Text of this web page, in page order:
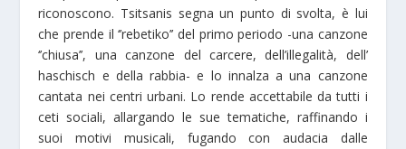
riconoscono. Tsitsanis segna un punto di svolta, è lui
che prende il ‘’rebetiko’’ del primo periodo -una canzone
‘’chiusa’’, una canzone del carcere, dell’illegalità, dell’
haschisch e della rabbia- e lo innalza a una canzone
cantata nei centri urbani. Lo rende accettabile da tutti i
ceti sociali, allargando le sue tematiche, raffinando i
suoi motivi musicali, fugando con audacia dalle